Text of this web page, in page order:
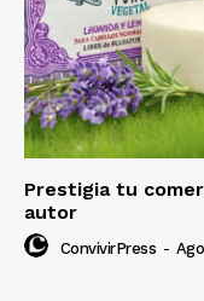
Prestigia tu
autor
ConvivirPress -